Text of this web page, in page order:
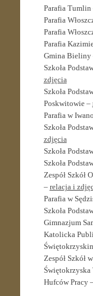
Parafia Tumlin
Parafia
Parafia
Parafia
Gmina Bieliny
Szkoła
zdjęcia
Szkoła
Poskwitowie –
Parafia w
Szkoła
zdjęcia
Szkoła
Szkoła
Zespół Szkół
– relacja i
Parafia w
Szkoła
Gimnazjum
Katolicka
Zespół Szkół
Świętokrzyska
Hufców Pracy